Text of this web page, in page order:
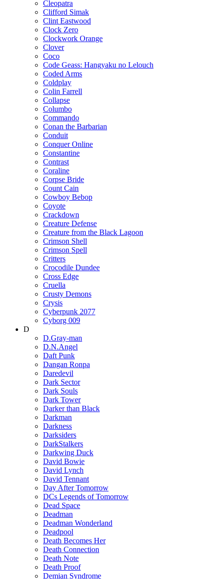
Cleopatra
Clifford Simak
Clint Eastwood
Clock Zero
Clockwork Orange
Clover
Coco
Code Geass: Hangyaku no Lelouch
Coded Arms
Coldplay
Colin Farrell
Collapse
Columbo
Commando
Conan the Barbarian
Conduit
Conquer Online
Constantine
Contrast
Coraline
Corpse Bride
Count Cain
Cowboy Bebop
Coyote
Crackdown
Creature Defense
Creature from the Black Lagoon
Crimson Shell
Crimson Spell
Critters
Crocodile Dundee
Cross Edge
Cruella
Crusty Demons
Crysis
Cyberpunk 2077
Cyborg 009
D
D.Gray-man
D.N.Angel
Daft Punk
Dangan Ronpa
Daredevil
Dark Sector
Dark Souls
Dark Tower
Darker than Black
Darkman
Darkness
Darksiders
DarkStalkers
Darkwing Duck
David Bowie
David Lynch
David Tennant
Day After Tomorrow
DCs Legends of Tomorrow
Dead Space
Deadman
Deadman Wonderland
Deadpool
Death Becomes Her
Death Connection
Death Note
Death Proof
Demian Syndrome